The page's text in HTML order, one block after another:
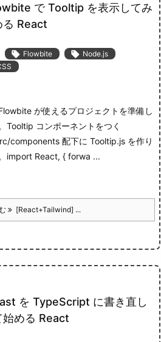
で Tooltip を表示してみ
る React
 Flowbite  Node.js
が使えるプロジェクトを準備し
Tooltip コンポーネントをつく
components 配下に Tooltip.js を作り
import React, { forwa ...
[React+Tailwind] ...
を TypeScript に書き直し
始める React